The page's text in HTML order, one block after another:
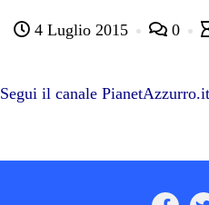
bo tte ts
pp
gr
m
4 Luglio 2015 0
Segui il canale